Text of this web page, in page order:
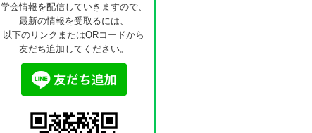
学会情報を配信していきますので、
最新の情報を受取るには、
以下のリンクまたはQRコードから
友だち追加してください。